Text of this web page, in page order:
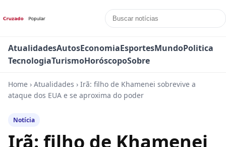
AtualidadesAutosEconomiaEsportesMundoPolitica
TecnologiaTurismoHoróscopoSobre
Home › Atualidades › Irã: filho de Khamenei sobrevive a
ataque dos EUA e se aproxima do poder
Notícia
Irã: filho de Khamenei